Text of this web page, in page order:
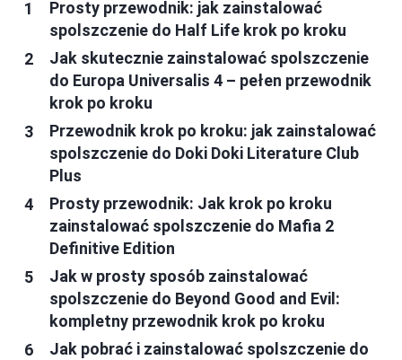
Prosty przewodnik: jak zainstalować
spolszczenie do Half Life krok po kroku
Jak skutecznie zainstalować spolszczenie
do Europa Universalis 4 – pełen przewodnik
krok po kroku
Przewodnik krok po kroku: jak zainstalować
spolszczenie do Doki Doki Literature Club
Plus
Prosty przewodnik: Jak krok po kroku
zainstalować spolszczenie do Mafia 2
Definitive Edition
Jak w prosty sposób zainstalować
spolszczenie do Beyond Good and Evil:
kompletny przewodnik krok po kroku
Jak pobrać i zainstalować spolszczenie do